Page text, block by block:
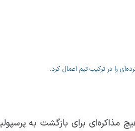
را در ترکیب تیم اعمال کرد.
مذاکره‌ای برای بازگشت به